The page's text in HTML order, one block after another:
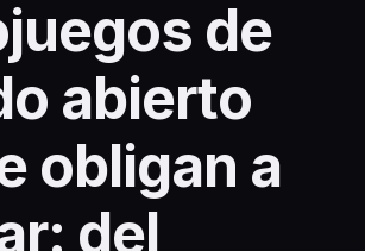
de
abierto
obligan a
del